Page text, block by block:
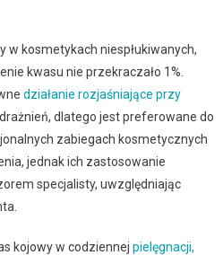
w kosmetykach niespłukiwanych,
kwasu nie przekraczało 1%.
działanie rozjaśniające przy
dlatego jest preferowane do
zabiegach kosmetycznych
jednak ich zastosowanie
specjalisty, uwzględniając
kojowy w codziennej pielęgnacji,